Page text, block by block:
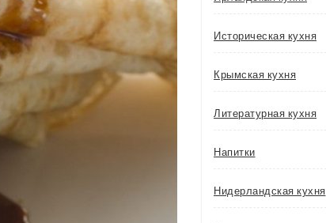
Историческая кухня
Крымская кухня
Литературная кухня
Напитки
Нидерландская кухня